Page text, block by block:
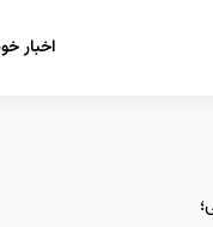
اخبار